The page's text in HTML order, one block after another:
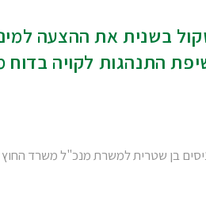
בשנית את ההצעה
התנהגות לקויה בדוח
בן שטרית למשרת מנכ"ל משרד